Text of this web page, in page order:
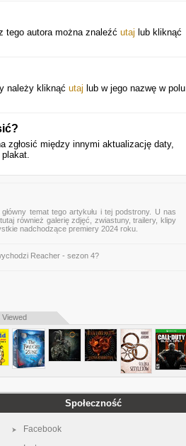
tego autora można znaleźć utaj lub kliknąć
należy kliknąć utaj lub w jego nazwę w polu
zgłosić między innymi aktualizację daty,
temat tego artykułu i tej podstrony. U nas
również galerię zdjęć, zwiastuny, trailery, klipy
nadchodzące premiery 2024 roku.
Reacher - sezon 4?
Viewed
Społeczność
Facebook